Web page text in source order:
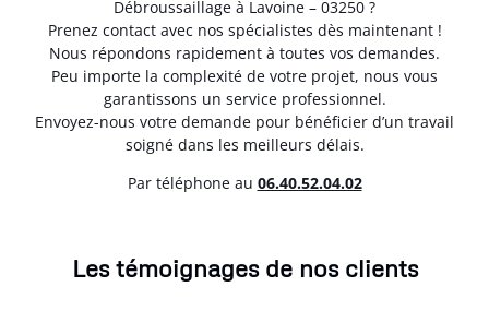
Débroussaillage à Lavoine – 03250 ?
Prenez contact avec nos spécialistes dès maintenant !
Nous répondons rapidement à toutes vos demandes.
Peu importe la complexité de votre projet, nous vous
garantissons un service professionnel.
Envoyez-nous votre demande pour bénéficier d’un travail
soigné dans les meilleurs délais.
Par téléphone au 06.40.52.04.02
Les témoignages de nos clients